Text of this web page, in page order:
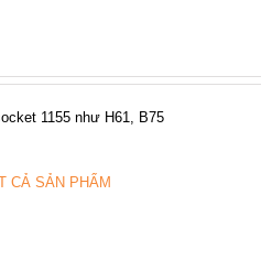
1155 như H61, B75
CẢ SẢN PHẨM